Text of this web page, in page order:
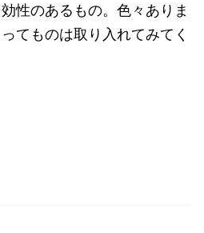
性のあるもの。色々ありま
てものは取り入れてみてく